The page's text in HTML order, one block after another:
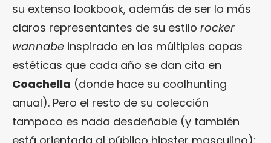
su extenso lookbook, además de ser lo más
claros representantes de su estilo rocker
wannabe inspirado en las múltiples capas
estéticas que cada año se dan cita en
Coachella (donde hace su coolhunting
anual). Pero el resto de su colección
tampoco es nada desdeñable (y también